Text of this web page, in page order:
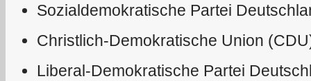
Sozialdemokratische Partei
Christlich-Demokratische Union
Liberal-Demokratische Partei